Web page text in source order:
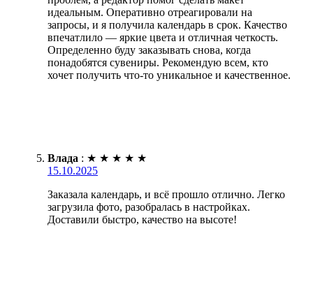
идеальным. Оперативно отреагировали на
запросы, и я получила календарь в срок. Качество
впечатлило — яркие цвета и отличная четкость.
Определенно буду заказывать снова, когда
понадобятся сувениры. Рекомендую всем, кто
хочет получить что-то уникальное и качественное.
Влада : ★ ★ ★ ★ ★
15.10.2025
Заказала календарь, и всё прошло отлично. Легко
загрузила фото, разобралась в настройках.
Доставили быстро, качество на высоте!